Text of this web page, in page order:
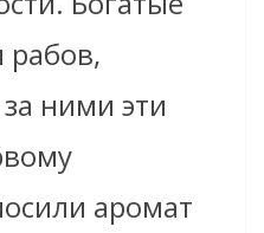
рабов,
ними эти
аромат